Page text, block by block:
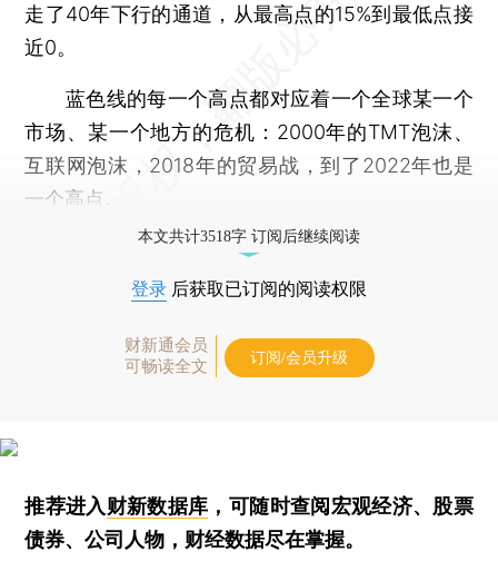
走了40年下行的通道，从最高点的15%到最低点接
近0。
蓝色线的每一个高点都对应着一个全球某一个
市场、某一个地方的危机：2000年的TMT泡沫、
互联网泡沫，2018年的贸易战，到了2022年也是
一个高点。
本文共计3518字 订阅后继续阅读
登录 后获取已订阅的阅读权限
财新通会员
可畅读全文
订阅/会员升级
推荐进入财新数据库 ，可随时查阅宏观经济、股票
债券、公司人物，财经数据尽在掌握。